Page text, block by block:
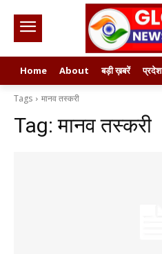
Home About बड़ी ख़बरें प्रदेश
Tags मानव तस्करी
Tag:मानव तस्करी